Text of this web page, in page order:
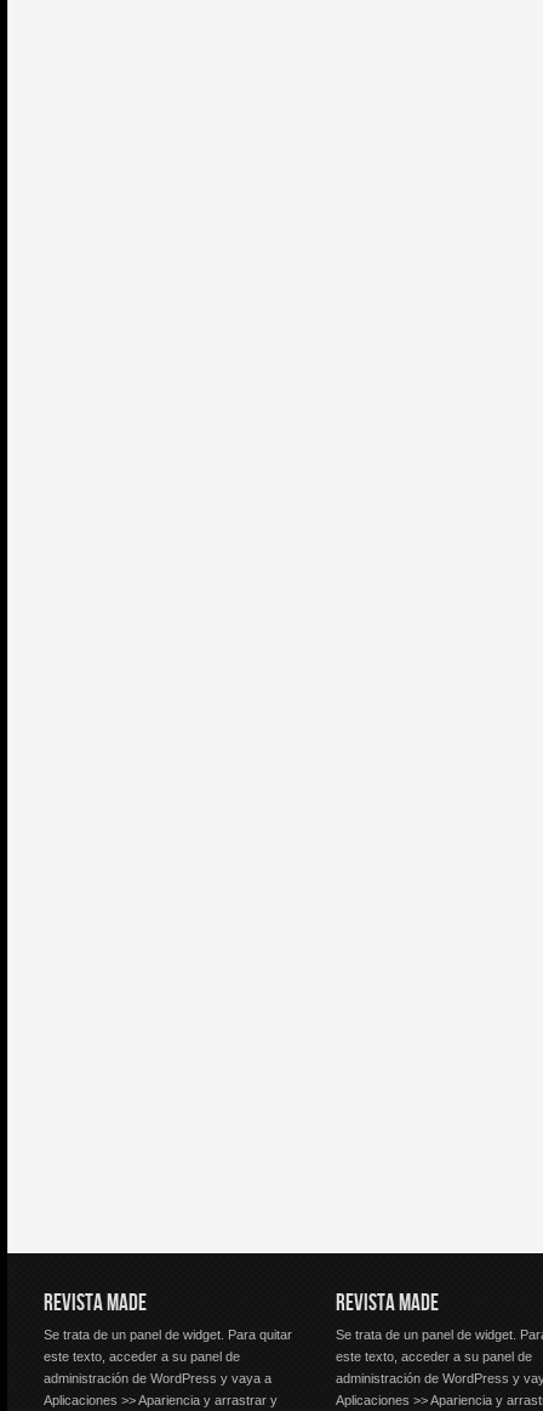
REVISTA MADE
Se trata de un panel de widget. Para quitar
este texto, acceder a su panel de
administración de WordPress y vaya a
Aplicaciones >> Apariencia y arrastrar y
REVISTA MADE
Se trata de un panel de widget.
este texto, acceder a su panel de
administración de WordPress y
Aplicaciones >> Apariencia y